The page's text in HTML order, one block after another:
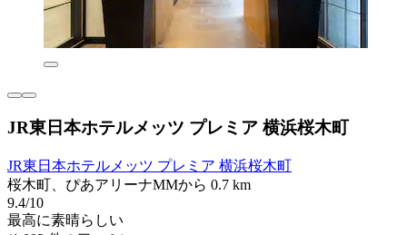
JR東日本ホテルメッツ プレミア 横浜桜木町
JR東日本ホテルメッツ プレミア 横浜桜木町
桜木町、ぴあアリーナMMから 0.7 km
9.4/10
最高に素晴らしい